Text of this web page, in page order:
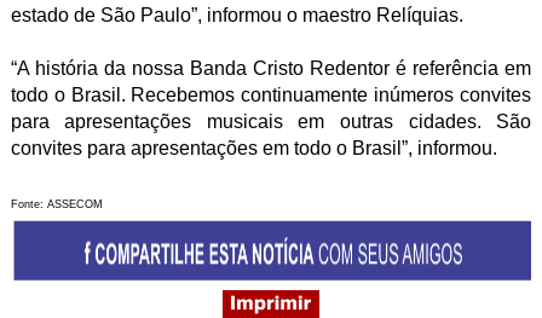
estado de São Paulo”, informou o maestro Relíquias.
“A história da nossa Banda Cristo Redentor é referência em
todo o Brasil. Recebemos continuamente inúmeros convites
para apresentações musicais em outras cidades. São
convites para apresentações em todo o Brasil”, informou.
Fonte: ASSECOM